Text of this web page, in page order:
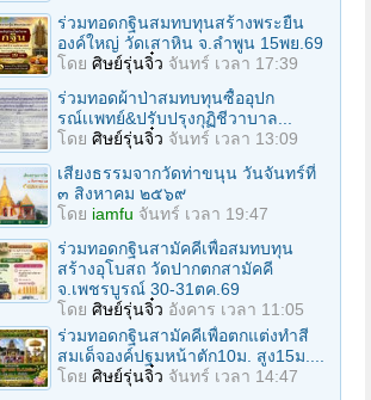
ร่วมทอดกฐินสมทบทุนสร้างพระยืน
องค์ใหญ่ วัดเสาหิน จ.ลําพูน 15พย.69
โดย ศิษย์รุ่นจิ๋ว จันทร์ เวลา 17:39
ร่วมทอดผ้าป่าสมทบทุนซื้ออุปก
รณ์เเพทย์&ปรับปรุงกุฏิชีวาบาล...
โดย ศิษย์รุ่นจิ๋ว จันทร์ เวลา 13:09
เสียงธรรมจากวัดท่าขนุน วันจันทร์ที่
๓ สิงหาคม ๒๕๖๙
โดย iamfu จันทร์ เวลา 19:47
ร่วมทอดกฐินสามัคคีเพื่อสมทบทุน
สร้างอุโบสถ วัดปากตกสามัคคี
จ.เพชรบูรณ์ 30-31ตค.69
โดย ศิษย์รุ่นจิ๋ว อังคาร เวลา 11:05
ร่วมทอดกฐินสามัคคีเพื่อตกแต่งทำสี
สมเด็จองค์ปฐมหน้าตัก10ม. สูง15ม....
โดย ศิษย์รุ่นจิ๋ว จันทร์ เวลา 14:47